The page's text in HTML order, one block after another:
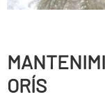
ORÍS